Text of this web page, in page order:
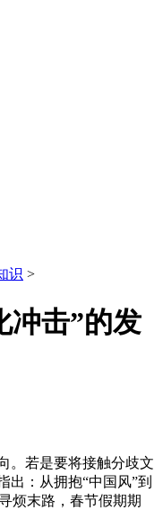
识 >
冲击”的发
若是要将接触分歧文
出：从拥抱“中国风”到
烦末路，春节假期期